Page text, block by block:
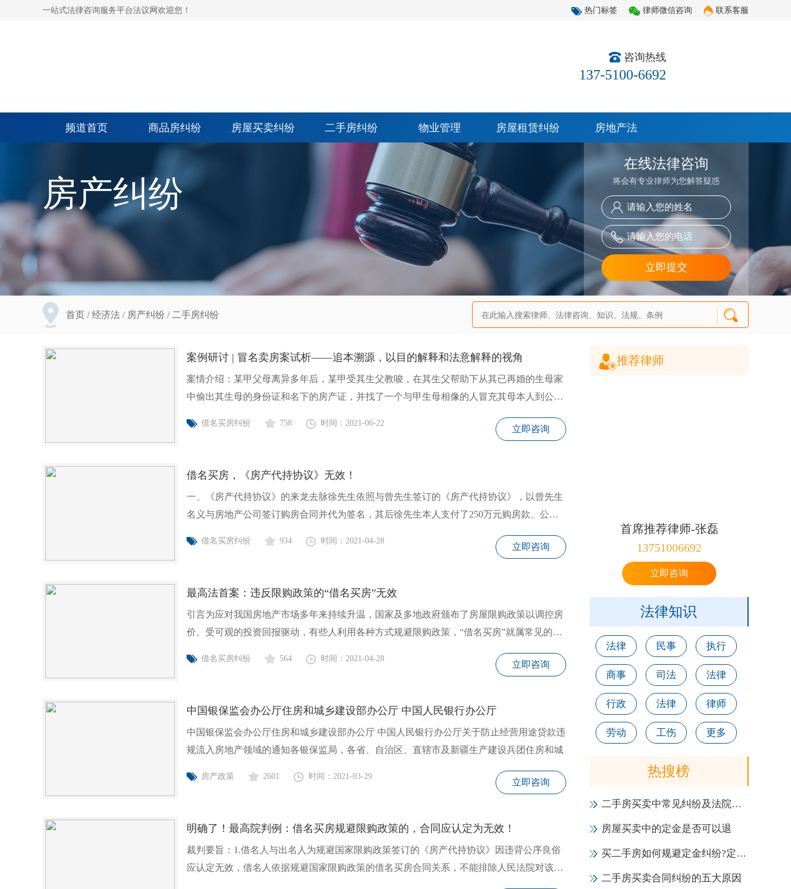
一站式法律咨询服务平台法议网欢迎您！ 热门标签 律师微信咨询 联系客服
咨询热线
137-5100-6692
频道首页 商品房纠纷 房屋买卖纠纷 二手房纠纷 物业管理 房屋租赁纠纷 房地产法
房产纠纷
在线法律咨询
将会有专业律师为您解答疑惑
首页 /经济法 / 房产纠纷 / 二手房纠纷
推荐律师
首席推荐律师-张磊
13751006692
立即咨询
法律知识
法律 民事 执行
商事 司法 法律
行政 法律 律师
劳动 工伤 更多
热搜榜
二手房买卖中常见纠纷及法院裁判规则【知识全解】
房屋买卖中的定金是否可以退
买二手房如何规避定金纠纷?定金罚则是什么
二手房买卖合同纠纷的五大原因
案例研讨 | 冒名卖房案试析——追本溯源，以目的解释和法意解释的视角
案情介绍：某甲父母离异多年后，某甲受其生父教唆，在其生父帮助下从其已再婚的生母家
中偷出其生母的身份证和名下的房产证，并找了一个与甲生母相像的人冒充其母本人到公证
借名买房纠纷 758 时间：2021-06-22
立即咨询
借名买房，《房产代持协议》无效！
一、《房产代持协议》的来龙去脉徐先生依照与曾先生签订的《房产代持协议》，以曾先生
名义与房地产公司签订购房合同并代为签名，其后徐先生本人支付了250万元购房款、公共
借名买房纠纷 934 时间：2021-04-28
立即咨询
最高法首案：违反限购政策的“借名买房”无效
引言为应对我国房地产市场多年来持续升温，国家及多地政府颁布了房屋限购政策以调控房
价。受可观的投资回报驱动，有些人利用各种方式规避限购政策，“借名买房”就属常见的情
借名买房纠纷 564 时间：2021-04-28
立即咨询
中国银保监会办公厅住房和城乡建设部办公厅 中国人民银行办公厅
中国银保监会办公厅住房和城乡建设部办公厅 中国人民银行办公厅关于防止经营用途贷款违
规流入房地产领域的通知各银保监局，各省、自治区、直辖市及新疆生产建设兵团住房和城
房产政策 2601 时间：2021-03-29
立即咨询
明确了！最高院判例：借名买房规避限购政策的，合同应认定为无效！
裁判要旨：1.借名人与出名人为规避国家限购政策签订的《房产代持协议》因违背公序良俗
应认定无效，借名人依据规避国家限购政策的借名买房合同关系，不能排除人民法院对该房